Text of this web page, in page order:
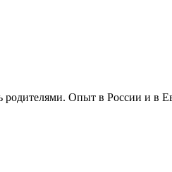
родителями. Опыт в России и в